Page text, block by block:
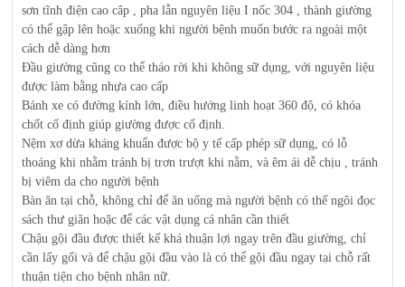
sơn tĩnh điện cao câp , pha lẫn nguyên liệu I nốc 304 , thành giường
có thể gập lên hoặc xuống khi người bệnh muốn bước ra ngoài một
cách dễ dàng hơn
Đầu giường cũng co thể tháo rời khi không sữ dụng, với nguyên liệu
được làm bằng nhựa cao cấp
Bánh xe có đường kính lớn, điều hướng linh hoạt 360 độ, có khóa
chốt cố định giúp giường được cố định.
Nệm xơ dừa kháng khuẩn được bộ y tế cấp phép sữ dụng, có lỗ
thoáng khi nhằm tránh bị trơn trượt khi nằm, và êm ái dễ chịu , tránh
bị viêm da cho người bệnh
Bàn ăn tại chỗ, không chỉ để ăn uống mà người bệnh có thế ngôi đọc
sách thư giãn hoặc để các vật dụng cá nhân cần thiết
Chậu gội đầu được thiết kế khá thuận lợi ngay trên đầu giường, chỉ
cần lấy gối và để chậu gội đầu vào là có thể gội đầu ngay tại chỗ rất
thuận tiện cho bệnh nhân nữ.